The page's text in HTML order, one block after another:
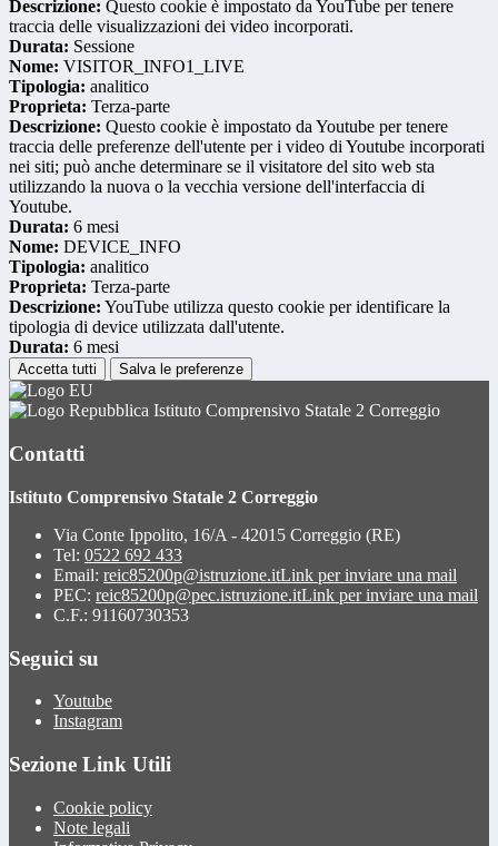
Descrizione: Questo cookie è impostato da YouTube per tenere
traccia delle visualizzazioni dei video incorporati.
Durata: Sessione
Nome: VISITOR_INFO1_LIVE
Tipologia: analitico
Proprieta: Terza-parte
Descrizione: Questo cookie è impostato da Youtube per tenere
traccia delle preferenze dell'utente per i video di Youtube incorporati
nei siti; può anche determinare se il visitatore del sito web sta
utilizzando la nuova o la vecchia versione dell'interfaccia di
Youtube.
Durata: 6 mesi
Nome: DEVICE_INFO
Tipologia: analitico
Proprieta: Terza-parte
Descrizione: YouTube utilizza questo cookie per identificare la
tipologia di device utilizzata dall'utente.
Durata: 6 mesi
Accetta tutti Salva le preferenze
Istituto Comprensivo Statale 2 Correggio
Contatti
Istituto Comprensivo Statale 2 Correggio
Via Conte Ippolito, 16/A - 42015 Correggio (RE)
Tel: 0522 692 433
Email: reic85200p@istruzione.itLink per inviare una mail
PEC: reic85200p@pec.istruzione.itLink per inviare una mail
C.F.: 91160730353
Seguici su
Youtube
Instagram
Sezione Link Utili
Cookie policy
Note legali